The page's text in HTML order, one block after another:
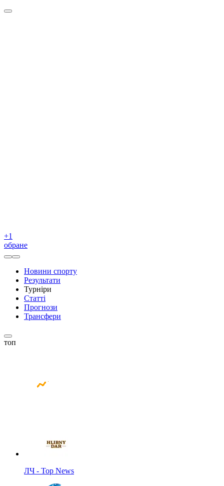
+1
обране
Новини спорту
Результати
Турніри
Статті
Прогнози
Трансфери
топ
ЛЧ - Top News